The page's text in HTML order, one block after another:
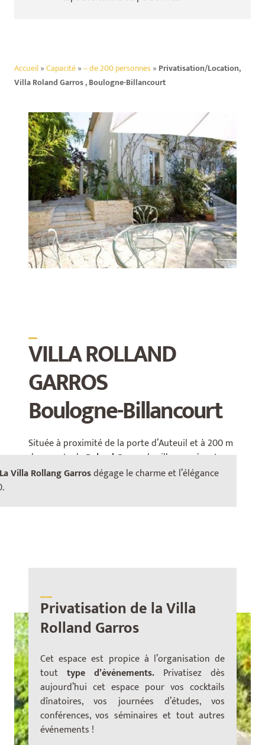
Accueil»Capacité»– de 200 personnes » Privatisation/Location,
Villa Roland Garros , Boulogne-Billancourt
VILLA ROLLAND
GARROS
Boulogne-Billancourt
La Villa Rollang Garrosdégage le charme et l’élégance
Située à proximité de la porte d’Auteuil et à 200 m
des courts de Roland Garros
, la villa se présente
sursur 3 niveaux.Elle comporte également un
__
Privatisation de la Villa
Rolland Garros
Cet espace est propice à l’organisation de
tout type d’événements. Privatisez dès
aujourd’hui cet espace pour vos cocktails
dînatoires, vos journées d’études, vos
conférences, vos séminaires et tout autres
événements !